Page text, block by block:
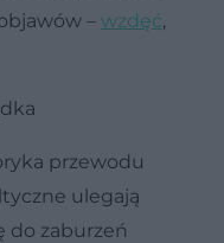
– wzdęć,
przewodu
ulegają
do zaburzeń